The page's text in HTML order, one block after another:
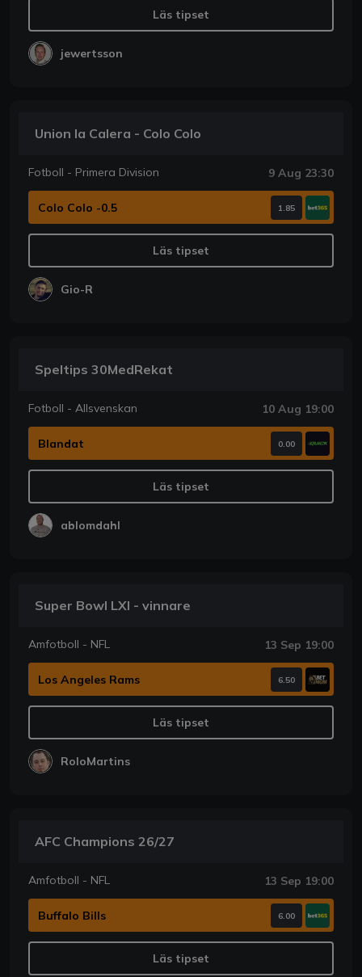
Läs tipset
jewertsson
Union la Calera - Colo Colo
Fotboll - Primera Division 9 Aug 23:30
Colo Colo -0.5 1.85
Läs tipset
Gio-R
Speltips 30MedRekat
Fotboll - Allsvenskan 10 Aug 19:00
Blandat 0.00
Läs tipset
ablomdahl
Super Bowl LXI - vinnare
Amfotboll - NFL 13 Sep 19:00
Los Angeles Rams 6.50
Läs tipset
RoloMartins
AFC Champions 26/27
Amfotboll - NFL 13 Sep 19:00
Buffalo Bills 6.00
Läs tipset